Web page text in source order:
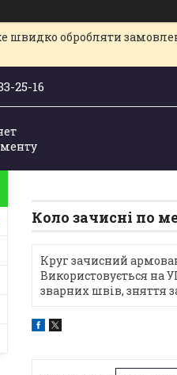
швидко обробляти
25-16
Коло зачисні по
Круг зачисний
Використовується на
зварних швів, зняття